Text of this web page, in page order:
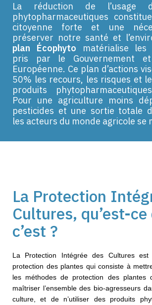
La réduction de l’usage
phytopharmaceutiques
citoyenne forte et une
préserver notre santé et
plan Écophyto
matérialise les
pris par le Gouvernement
Européenne. Ce plan d’actions
50% les recours, les risques et
produits
Pour une agriculture moins
pesticides et une sortie totale
les acteurs du monde agricole se
La Protection
Cultures, qu’est-ce
c’est ?
La Protection Intégrée des Cultures
protection des plantes qui consiste à
les méthodes de protection des plantes
maîtriser l’ensemble des bio-agresseurs
culture, et de n’utiliser des produits